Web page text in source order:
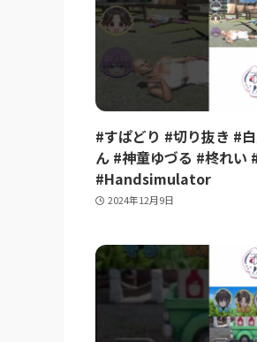
#すぱどり #切り抜き #
ん #神童ゆづる #柊れ
#Handsimulator
2024年12月9日